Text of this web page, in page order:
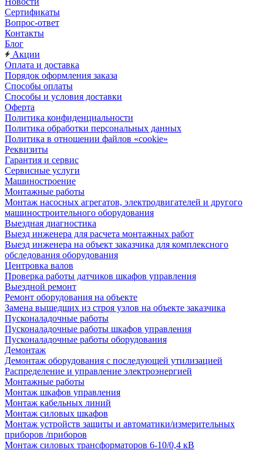
Сертификаты
Вопрос-ответ
Контакты
Блог
Акции
Оплата и доставка
Порядок оформления заказа
Способы оплаты
Способы и условия доставки
Оферта
Политика конфиденциальности
Политика обработки персональных данных
Политика в отношении файлов «cookie»
Реквизиты
Гарантия и сервис
Сервисные услуги
Машиностроение
Монтажные работы
Монтаж насосных агрегатов, электродвигателей и другого
машиностроительного оборудования
Выездная диагностика
Выезд инженера для расчета монтажных работ
Выезд инженера на объект заказчика для комплексного
обследования оборудования
Центровка валов
Проверка работы датчиков шкафов управления
Выездной ремонт
Ремонт оборудования на объекте
Замена вышедших из строя узлов на объекте заказчика
Пусконаладочные работы
Пусконаладочные работы шкафов управления
Пусконаладочные работы оборудования
Демонтаж
Демонтаж оборудования с последующей утилизацией
Распределение и управление электроэнергией
Монтажные работы
Монтаж шкафов управления
Монтаж кабельных линий
Монтаж силовых шкафов
Монтаж устройств защиты и автоматики/измерительных
приборов /приборов
Монтаж силовых трансформаторов 6-10/0,4 кВ